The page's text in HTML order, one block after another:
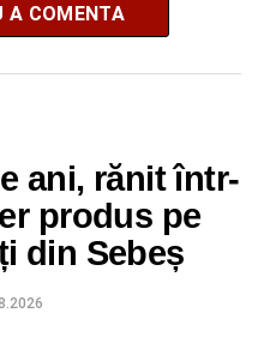
A COMENTA
ani, rănit într-
produs pe
din Sebeș